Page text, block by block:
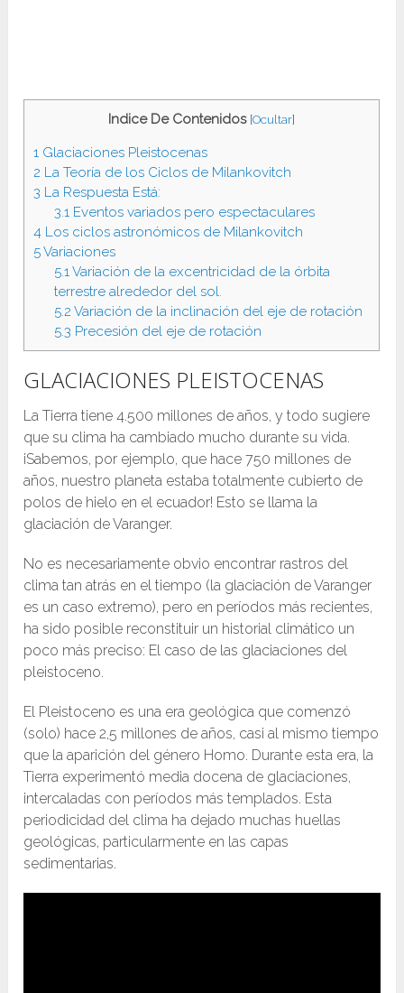
Indice De Contenidos [Ocultar]
1 Glaciaciones Pleistocenas
2 La Teoría de los Ciclos de Milankovitch
3 La Respuesta Está:
3.1Eventos variados pero espectaculares
4 Los ciclos astronómicos de Milankovitch
5Variaciones
5.1Variación de la excentricidad de la órbita
terrestre alrededor del sol.
5.2 Variación de la inclinación del eje de rotación
5.3 Precesión del eje de rotación
GLACIACIONES PLEISTOCENAS
La Tierra tiene 4.500 millones de años, y todo sugiere
que su clima ha cambiado mucho durante su vida.
¡Sabemos, por ejemplo, que hace 750 millones de
años, nuestro planeta estaba totalmente cubierto de
polos de hielo en el ecuador! Esto se llama la
glaciación de Varanger.
No es necesariamente obvio encontrar rastros del
clima tan atrás en el tiempo (la glaciación de Varanger
es un caso extremo), pero en períodos más recientes,
ha sido posible reconstituir un historial climático un
poco más preciso: El caso de las glaciaciones del
pleistoceno.
El Pleistoceno es una era geológica que comenzó
(solo) hace 2,5 millones de años, casi al mismo tiempo
que la aparición del género Homo. Durante esta era, la
Tierra experimentó media docena de glaciaciones,
intercaladas con períodos más templados. Esta
periodicidad del clima ha dejado muchas huellas
geológicas, particularmente en las capas
sedimentarias.